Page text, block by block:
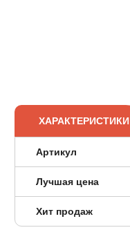
ХАРАКТЕРИСТИКИ
Артикул
Лучшая цена
Хит продаж